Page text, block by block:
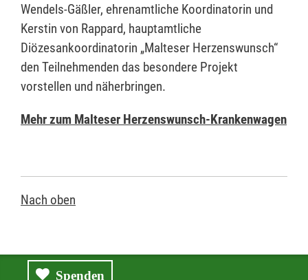
Wendels-Gäßler, ehrenamtliche Koordinatorin und
Kerstin von Rappard, hauptamtliche
Diözesankoordinatorin „Malteser Herzenswunsch“
den Teilnehmenden das besondere Projekt
vorstellen und näherbringen.
Mehr zum Malteser Herzenswunsch-Krankenwagen
Nach oben
Spenden